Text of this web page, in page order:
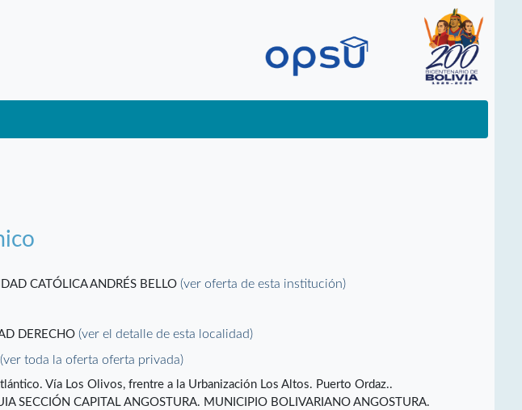
CATÓLICA ANDRÉS BELLO(ver oferta de esta institución)
DERECHO(ver el detalle de esta localidad)
(ver toda la oferta oferta privada)
Vía Los Olivos, frentre a la Urbanización Los Altos. Puerto Ordaz..
SECCIÓN CAPITAL ANGOSTURA. MUNICIPIO BOLIVARIANO ANGOSTURA.